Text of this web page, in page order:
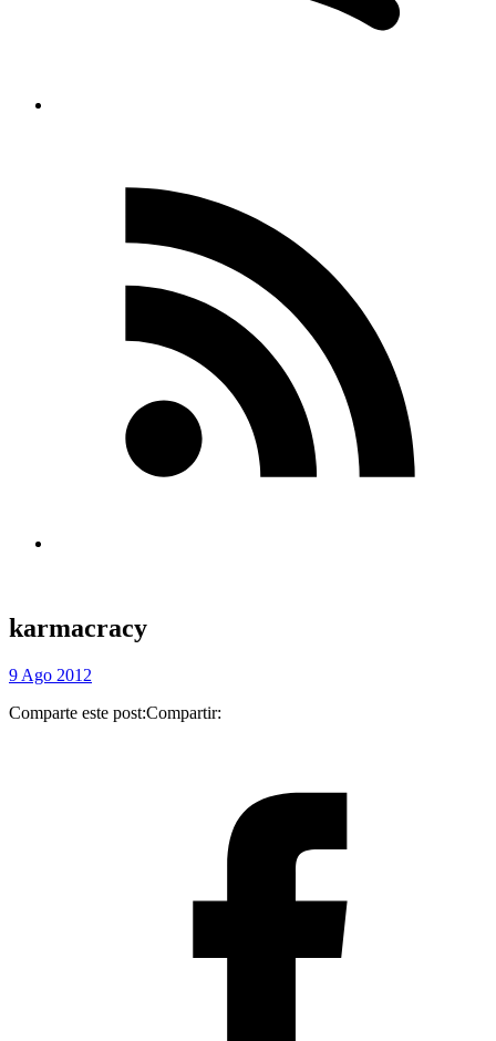
karmacracy
9 Ago 2012
Comparte este post:Compartir: